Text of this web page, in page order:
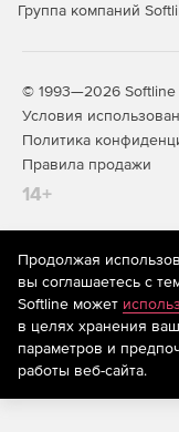
Группа компаний
© 1993—2026 Softline
Условия
Политика
Правила продажи
14+
На информационном
рекомендательные
предоставления
систематизации и
предпочтениям
находящихся на
Продолжая
вы соглашаетесь с
Softline может
в целях хранения
параметров и
работы веб-сайта.